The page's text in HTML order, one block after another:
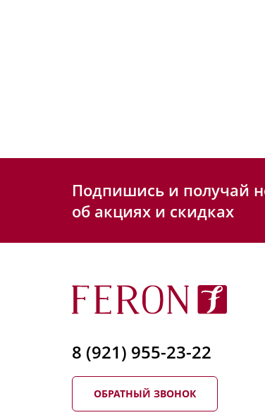
Подпишись и получай
об акциях и скидках
8 (921) 955-23-22
ОБРАТНЫЙ ЗВОНОК